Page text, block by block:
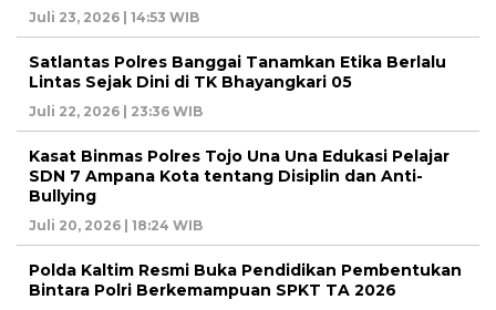
Juli 23, 2026 | 14:53 WIB
Satlantas Polres Banggai Tanamkan Etika Berlalu
Lintas Sejak Dini di TK Bhayangkari 05
Juli 22, 2026 | 23:36 WIB
Kasat Binmas Polres Tojo Una Una Edukasi Pelajar
SDN 7 Ampana Kota tentang Disiplin dan Anti-
Bullying
Juli 20, 2026 | 18:24 WIB
Polda Kaltim Resmi Buka Pendidikan Pembentukan
Bintara Polri Berkemampuan SPKT TA 2026